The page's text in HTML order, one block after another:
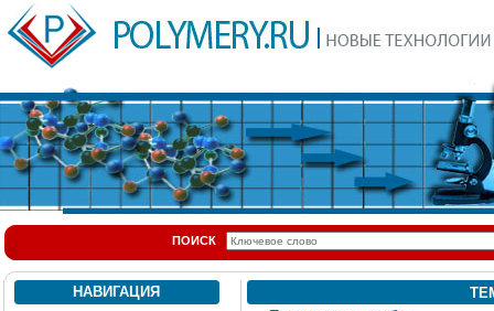
ПОИСК
НАВИГАЦИЯ